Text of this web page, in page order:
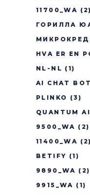
11700_WA (2)
ГОРИЛЛА
HVA ER EN
NL-NL (1)
AI CHAT
PLINKO (3)
QUANTUM AI
9500_WA (2)
11400_WA (2)
BETIFY (1)
9890_WA (2)
9915_WA (1)